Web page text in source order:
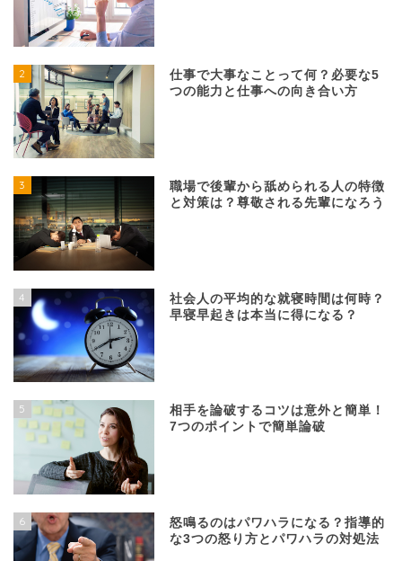
2
仕事で大事なことって何？必要な5
つの能力と仕事への向き合い方
3
職場で後輩から舐められる人の特徴
と対策は？尊敬される先輩になろう
4
社会人の平均的な就寝時間は何時？
早寝早起きは本当に得になる？
5
相手を論破するコツは意外と簡単！
7つのポイントで簡単論破
6
怒鳴るのはパワハラになる？指導的
な3つの怒り方とパワハラの対処法